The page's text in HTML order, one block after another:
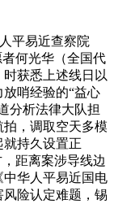
平易近查察院
者何光华（全国代
获悉上述线日以
哨经验的“益心
分析法律大队担
，调取空天多模
就持久设置正
距离案涉导线边
华人平易近国电
险认定难题，锡